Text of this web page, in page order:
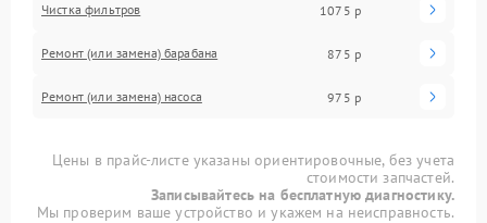
Чистка фильтров 1075 р
Ремонт (или замена) барабана 875 р
Ремонт (или замена) насоса 975 р
Цены в прайс-листе указаны ориентировочные, без учета
стоимости запчастей.
Записывайтесь на бесплатную диагностику.
Мы проверим ваше устройство и укажем на неисправность.